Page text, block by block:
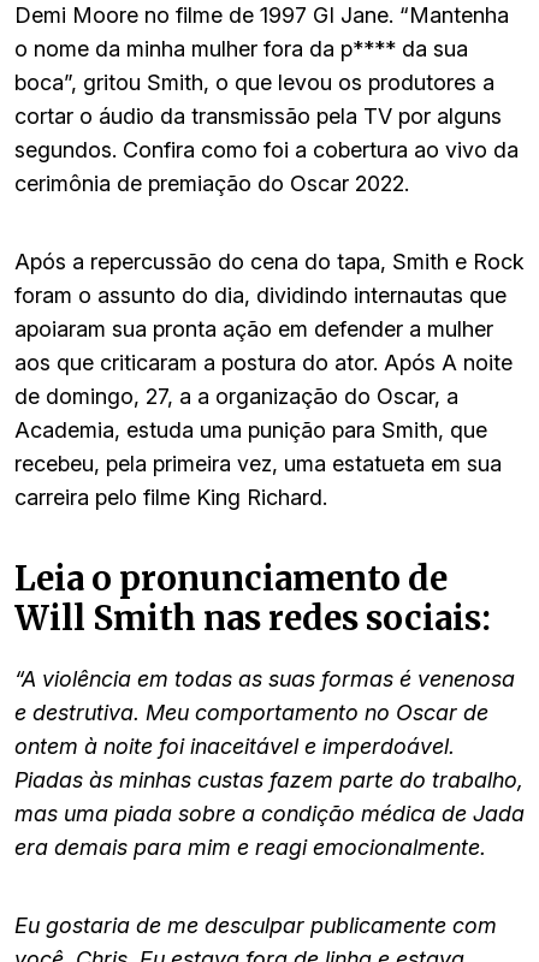
Demi Moore no filme de 1997 GI Jane. “Mantenha
o nome da minha mulher fora da p**** da sua
boca”, gritou Smith, o que levou os produtores a
cortar o áudio da transmissão pela TV por alguns
segundos. Confira como foi a cobertura ao vivo da
cerimônia de premiação do Oscar 2022.
Após a repercussão do cena do tapa, Smith e Rock
foram o assunto do dia, dividindo internautas que
apoiaram sua pronta ação em defender a mulher
aos que criticaram a postura do ator. Após A noite
de domingo, 27, a a organização do Oscar, a
Academia, estuda uma punição para Smith, que
recebeu, pela primeira vez, uma estatueta em sua
carreira pelo filme King Richard.
Leia o pronunciamento de
Will Smith nas redes sociais:
“A violência em todas as suas formas é venenosa
e destrutiva. Meu comportamento no Oscar de
ontem à noite foi inaceitável e imperdoável.
Piadas às minhas custas fazem parte do trabalho,
mas uma piada sobre a condição médica de Jada
era demais para mim e reagi emocionalmente.
Eu gostaria de me desculpar publicamente com